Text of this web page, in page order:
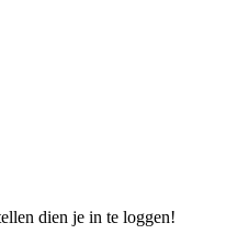
dien je in te loggen!